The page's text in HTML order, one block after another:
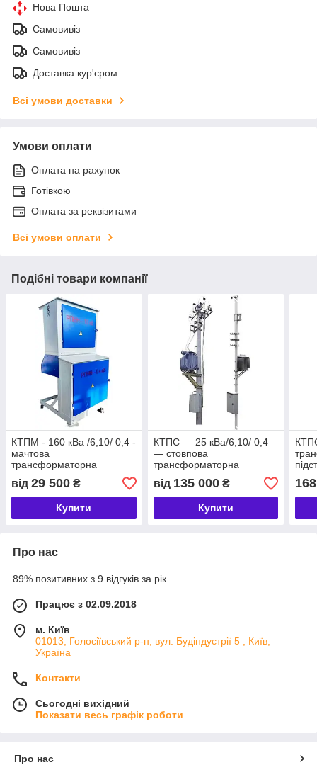
Нова Пошта
Самовивіз
Самовивіз
Доставка кур'єром
Всі умови доставки
Умови оплати
Оплата на рахунок
Готівкою
Оплата за реквізитами
Всі умови оплати
Подібні товари компанії
КТПМ - 160 кВа /6;10/ 0,4 -
мачтова
трансформаторна
підстанція
від 29 500 ₴
Купити
КТПС — 25 кВа/6;10/ 0,4
— стовпова
трансформаторна
підстанція
від 135 000₴
Купити
Про нас
89% позитивних з 9 відгуків за рік
Працює з 02.09.2018
м. Київ
01013, Голосіївський р-н, вул. Будіндустрії 5 , Київ,
Україна
Контакти
Сьогодні вихідний
Показати весь графік роботи
Про нас